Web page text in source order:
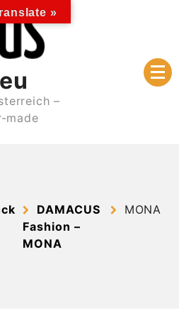
–
made
DAMACUS
Fashion –
MONA
MONA
»